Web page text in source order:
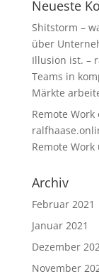
Neueste
Shitstorm –
über
Illusion ist. –
Teams in
Märkte
Remote
Remote Work
Archiv
Februar 2021
Januar 2021
Dezember
November